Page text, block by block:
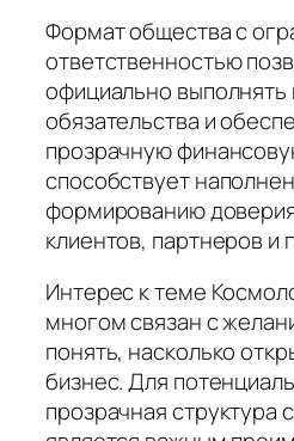
Формат общества с
ответственностью
официально выполнять
обязательства и
прозрачную
способствует
формированию
клиентов, партнеров и
Интерес к теме
многом связан с
понять, насколько
бизнес. Для
прозрачная структура